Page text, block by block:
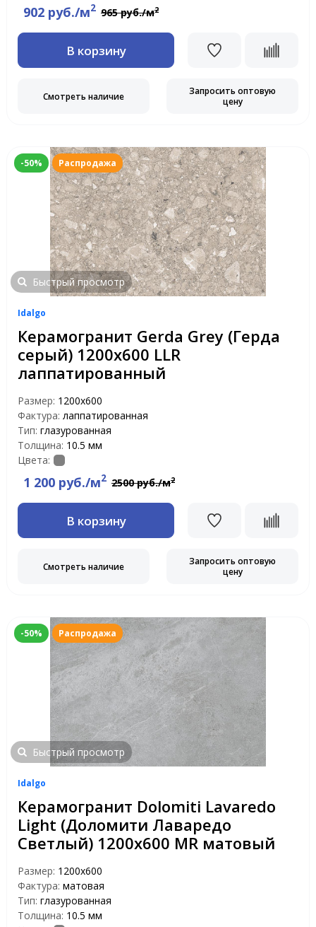
902 руб./м2 965 руб./м2
В корзину
Смотреть наличие
Запросить оптовую
цену
-50% Распродажа
Быстрый просмотр
Idalgo
Керамогранит Gerda Grey (Герда
серый) 1200х600 LLR
лаппатированный
Размер: 1200х600
Фактура: лаппатированная
Тип: глазурованная
Толщина: 10.5 мм
Цвета:
1 200 руб./м2 2500 руб./м2
В корзину
Смотреть наличие
Запросить оптовую
цену
-50% Распродажа
Быстрый просмотр
Idalgo
Керамогранит Dolomiti Lavaredo
Light (Доломити Лаваредо
Светлый) 1200х600 MR матовый
Размер: 1200х600
Фактура: матовая
Тип: глазурованная
Толщина: 10.5 мм